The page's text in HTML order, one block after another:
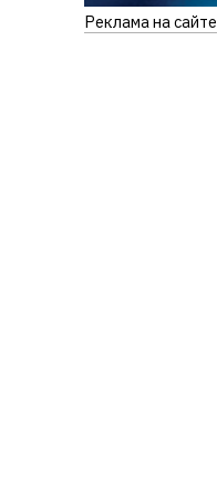
Реклама на сайте